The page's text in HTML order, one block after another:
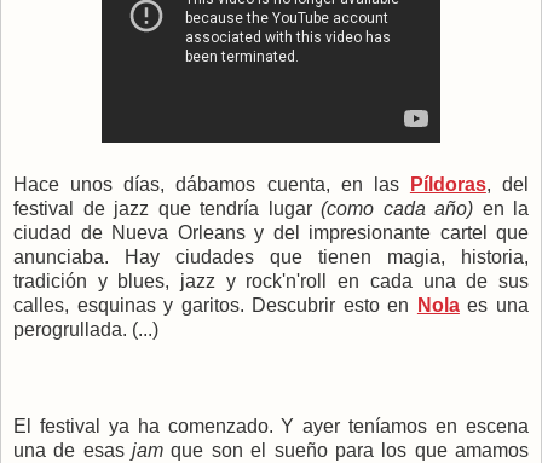
Hace unos días, dábamos cuenta, en las Píldoras, del
festival de jazz que tendría lugar (como cada año) en la
ciudad de Nueva Orleans y del impresionante cartel que
anunciaba. Hay ciudades que tienen magia, historia,
tradición y blues, jazz y rock'n'roll en cada una de sus
calles, esquinas y garitos. Descubrir esto en
Nolaes una
perogrullada. (...)
El festival ya ha comenzado. Y ayer teníamos en escena
una de esasjam que son el sueño para los que amamos